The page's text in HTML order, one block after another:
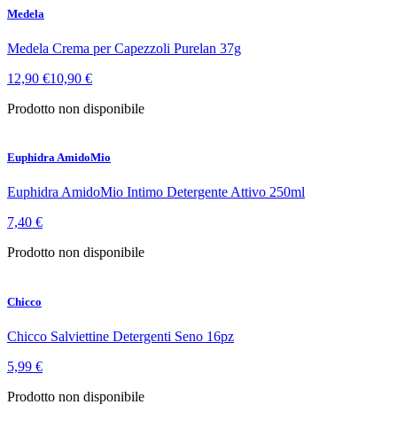
Medela
Medela Crema per Capezzoli Purelan 37g
12,90 €10,90 €
Prodotto non disponibile
Euphidra AmidoMio
Euphidra AmidoMio Intimo Detergente Attivo 250ml
7,40 €
Prodotto non disponibile
Chicco
Chicco Salviettine Detergenti Seno 16pz
5,99 €
Prodotto non disponibile